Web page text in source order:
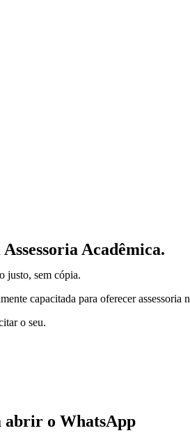
Acadêmica.
justo, sem cópia.
capacitada para oferecer
o seu.
abrir o WhatsApp